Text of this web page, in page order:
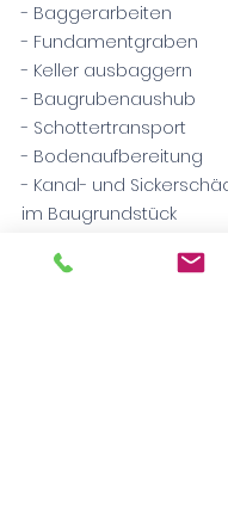
- Baggerarbeiten
- Fundamentgraben
- Keller ausbaggern
- Baugrubenaushub
- Schottertransport
- Bodenaufbereitung
- Kanal- und
im Baugrundstück
Flächenverfüllungen